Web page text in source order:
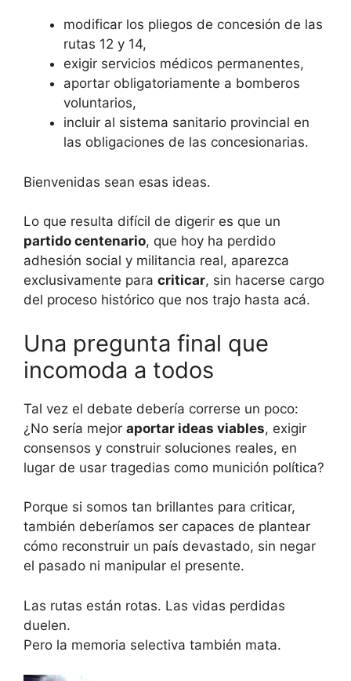
modificar los pliegos de concesión de las
rutas 12 y 14,
exigir servicios médicos permanentes,
aportar obligatoriamente a bomberos
voluntarios,
incluir al sistema sanitario provincial en
las obligaciones de las concesionarias.
Bienvenidas sean esas ideas.
Lo que resulta difícil de digerir es que un
partido centenario, que hoy ha perdido
adhesión social y militancia real, aparezca
exclusivamente para criticar, sin hacerse cargo
del proceso histórico que nos trajo hasta acá.
Una pregunta final que
incomoda a todos
Tal vez el debate debería correrse un poco:
¿No sería mejor aportar ideas viables, exigir
consensos y construir soluciones reales, en
lugar de usar tragedias como munición política?
Porque si somos tan brillantes para criticar,
también deberíamos ser capaces de plantear
cómo reconstruir un país devastado, sin negar
el pasado ni manipular el presente.
Las rutas están rotas. Las vidas perdidas
duelen.
Pero la memoria selectiva también mata.